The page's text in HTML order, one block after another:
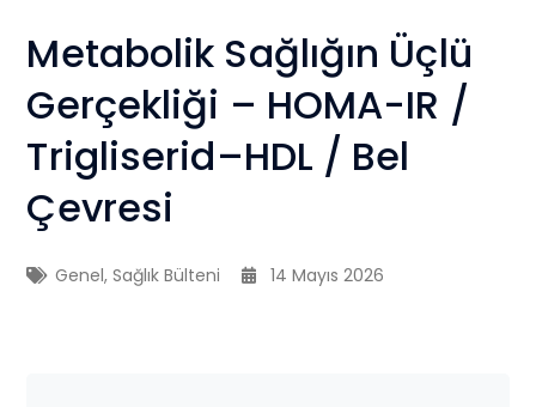
Metabolik Sağlığın Üçlü
Gerçekliği – HOMA-IR /
Trigliserid–HDL / Bel
Çevresi
Genel,Sağlık Bülteni 14 Mayıs 2026